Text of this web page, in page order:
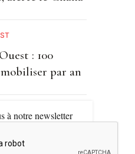
: 100
par an
à notre newsletter